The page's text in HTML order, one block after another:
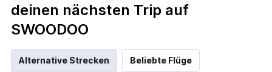
deinen nächsten Trip auf
SWOODOO
Alternative Strecken Beliebte Flüge